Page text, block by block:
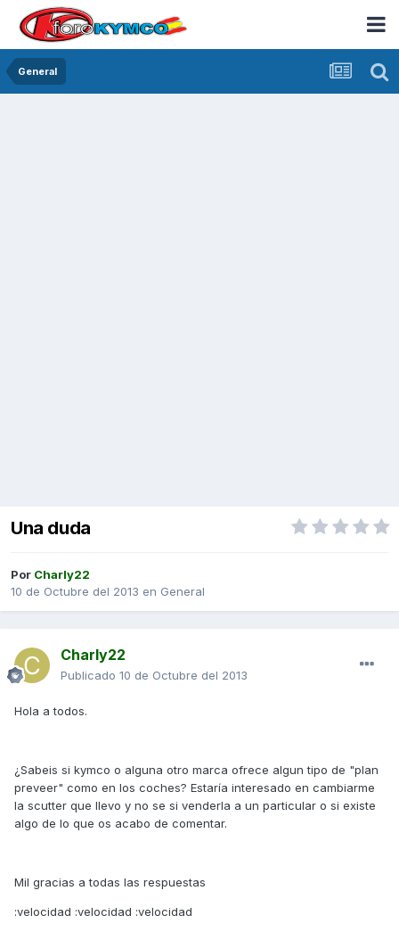
General
Una duda
Por Charly22
10 de Octubre del 2013 en General
Charly22
Publicado 10 de Octubre del 2013
Hola a todos.
¿Sabeis si kymco o alguna otro marca ofrece algun tipo de "plan
preveer" como en los coches? Estaría interesado en cambiarme
la scutter que llevo y no se si venderla a un particular o si existe
algo de lo que os acabo de comentar.
Mil gracias a todas las respuestas
:velocidad :velocidad :velocidad